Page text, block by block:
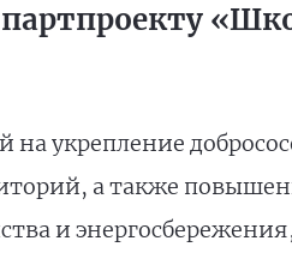
на укрепление
а также
и